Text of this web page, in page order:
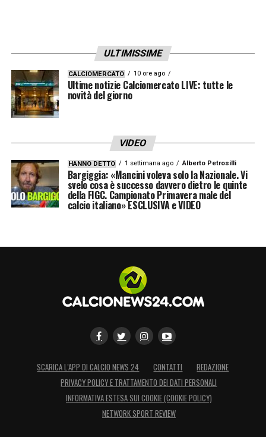
ULTIMISSIME
CALCIOMERCATO 10 ore ago
Ultime notizie Calciomercato LIVE: tutte le
novità del giorno
VIDEO
HANNO DETTO 1 settimana ago Alberto Petrosilli
Bargiggia: «Mancini voleva solo la Nazionale. Vi
svelo cosa è successo davvero dietro le quinte
della FIGC. Campionato Primavera male del
calcio italiano» ESCLUSIVA e VIDEO
SCARICA L’APP DI CALCIO NEWS 24 CONTATTI
REDAZIONE
PRIVACY POLICY E TRATTAMENTO DEI DATI PERSONALI
INFORMATIVA ESTESA SUI COOKIE (COOKIE POLICY)
NETWORK SPORT REVIEW